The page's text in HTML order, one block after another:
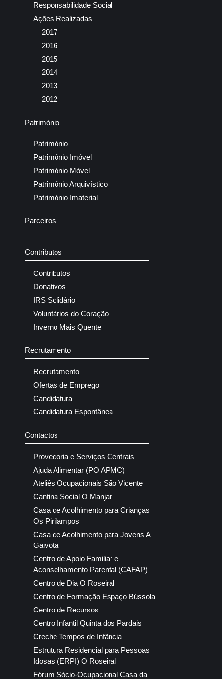
Responsabilidade Social
Ações Realizadas
2017
2016
2015
2014
2013
2012
Património
Património
Património Imóvel
Património Móvel
Património Arquivístico
Património Imaterial
Parceiros
Contributos
Contributos
Donativos
IRS Solidário
Voluntários do Coração
Inverno Mais Quente
Recrutamento
Recrutamento
Ofertas de Emprego
Candidatura
Candidatura Espontânea
Contactos
Provedoria e Serviços Centrais
Ajuda Alimentar (PO APMC)
Ateliês Ocupacionais São Vicente
Cantina Social O Manjar
Casa de Acolhimento para Crianças
Os Pirilampos
Casa de Acolhimento para Jovens A
Gaivota
Centro de Apoio Familiar e
Aconselhamento Parental (CAFAP)
Centro de Dia O Roseiral
Centro de Formação Espaço Bússola
Centro de Recursos
Centro Infantil Quinta dos Pardais
Creche Tempos de Infância
Estrutura Residencial para Pessoas
Idosas (ERPI) O Roseiral
Fórum Sócio-Ocupacional Casa da